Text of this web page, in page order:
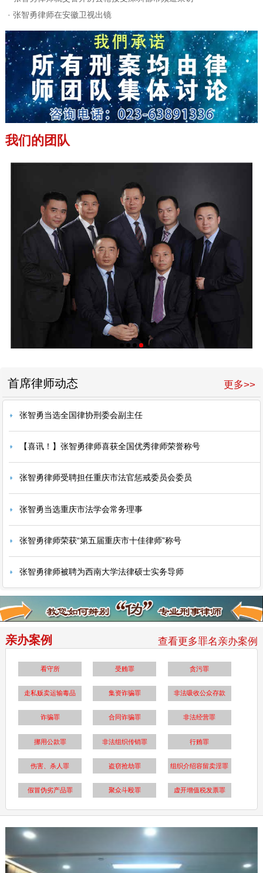
· 张智勇律师在安徽卫视出镜
我们的团队
更多>>
首席律师动态
张智勇当选全国律协刑委会副主任
【喜讯！】张智勇律师喜获全国优秀律师荣誉称号
张智勇律师受聘担任重庆市法官惩戒委员会委员
张智勇当选重庆市法学会常务理事
张智勇律师荣获“第五届重庆市十佳律师”称号
张智勇律师被聘为西南大学法律硕士实务导师
亲办案例 查看更多罪名亲办案例
看守所 受贿罪 贪污罪
走私贩卖运输毒品 集资诈骗罪 非法吸收公众存款
诈骗罪 合同诈骗罪 非法经营罪
挪用公款罪 非法组织传销罪 行贿罪
伤害、杀人罪 盗窃抢劫罪 组织介绍容留卖淫罪
假冒伪劣产品罪 聚众斗殴罪 虚开增值税发票罪